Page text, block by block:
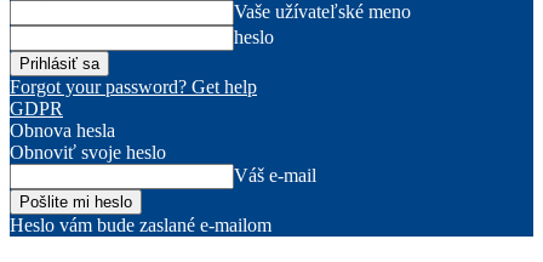
Vaše užívateľské meno
heslo
Forgot your password? Get help
GDPR
Obnova hesla
Obnoviť svoje heslo
Váš e-mail
Heslo vám bude zaslané e-mailom